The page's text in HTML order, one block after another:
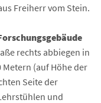
Freiherr vom Stein.
rechts abbiegen in
Metern (auf Höhe der
Seite der
und